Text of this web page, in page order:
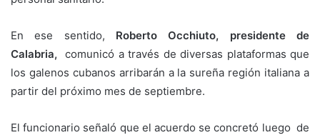
En ese sentido, Roberto Occhiuto, presidente de
Calabria, comunicó a través de diversas plataformas que
los galenos cubanos arribarán a la sureña región italiana a
partir del próximo mes de septiembre.
El funcionario señaló que el acuerdo se concretó luego de